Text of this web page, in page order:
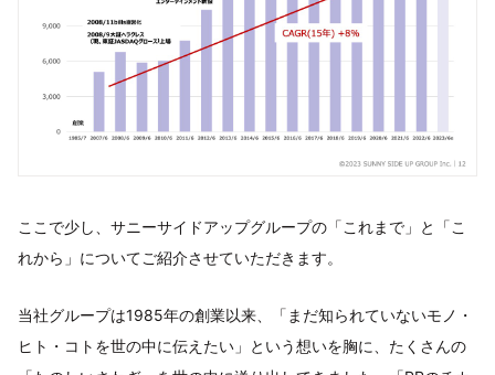
ここで少し、サニーサイドアップグループの「これまで」と「こ
れから」についてご紹介させていただきます。
当社グループは1985年の創業以来、「まだ知られていないモノ・
ヒト・コトを世の中に伝えたい」という想いを胸に、たくさんの